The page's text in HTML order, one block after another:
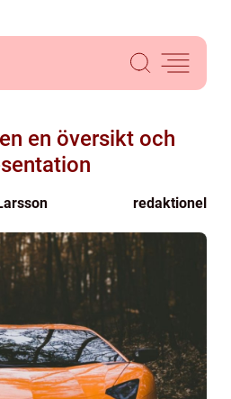
en översikt och
redaktionel